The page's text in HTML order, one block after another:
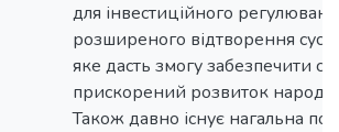
для інвестиційного
розширеного відтворення
яке дасть змогу забезпечити
прискорений розвиток
Також давно існує нагальна